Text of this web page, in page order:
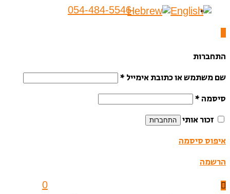
054-484-5546
התחברות
שם משתמש או כתובת אימייל *
סיסמה *
זכור אותי
התחברות
איפוס סיסמה
הרשמה
0